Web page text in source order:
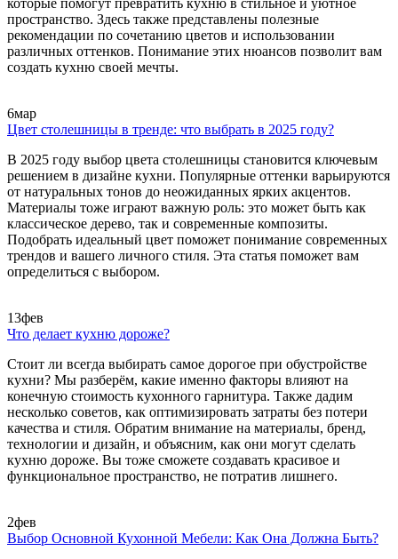
пространство. Здесь также представлены полезные
рекомендации по сочетанию цветов и использовании
различных оттенков. Понимание этих нюансов позволит вам
создать кухню своей мечты.
6мар
Цвет столешницы в тренде: что выбрать в 2025 году?
В 2025 году выбор цвета столешницы становится ключевым
решением в дизайне кухни. Популярные оттенки варьируются
от натуральных тонов до неожиданных ярких акцентов.
Материалы тоже играют важную роль: это может быть как
классическое дерево, так и современные композиты.
Подобрать идеальный цвет поможет понимание современных
трендов и вашего личного стиля. Эта статья поможет вам
определиться с выбором.
13фев
Что делает кухню дороже?
Стоит ли всегда выбирать самое дорогое при обустройстве
кухни? Мы разберём, какие именно факторы влияют на
конечную стоимость кухонного гарнитура. Также дадим
несколько советов, как оптимизировать затраты без потери
качества и стиля. Обратим внимание на материалы, бренд,
технологии и дизайн, и объясним, как они могут сделать
кухню дороже. Вы тоже сможете создавать красивое и
функциональное пространство, не потратив лишнего.
2фев
Выбор Основной Кухонной Мебели: Как Она Должна Быть?